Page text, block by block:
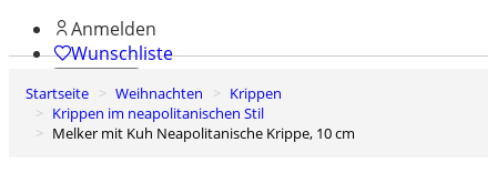
Anmelden
Wunschliste
0
Warenkorb
Startseite Weihnachten
Krippen
Krippen im neapolitanischen Stil
Melker mit Kuh Neapolitanische Krippe, 10 cm